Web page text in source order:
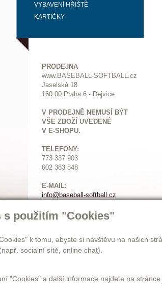
s použitím "Cookies"
k tomu, abyste si návštěvu na našich
socialní sítě, online chat).
"Cookies" a další informace najdete na stránce
VYBAVENÍ HŘIŠTĚ
KARTIČKY
PRODEJNA
www.BASEBALL-SOFTBALL.cz
Jaselská 18
160 00 Praha 6 - Dejvice
V PRODEJNĚ NEMUSÍ BÝT
VŠE ZBOŽÍ UVEDENÉ
V E-SHOPU.
TELEFONY:
773 337 903
602 383 848
E-MAIL:
info@baseball-softball.cz:
Otevírací doba:
Sobota: 9-12